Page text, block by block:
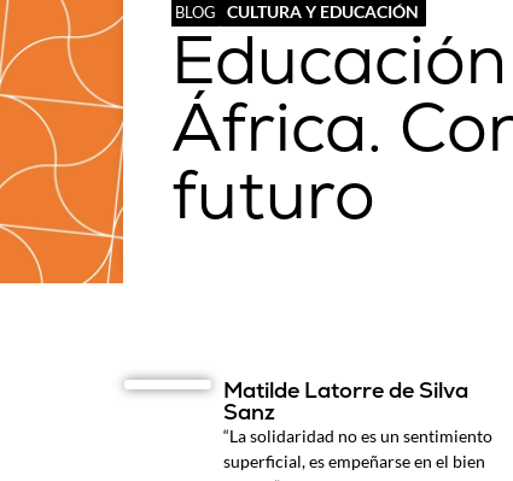
BLOG CULTURA Y EDUCACIÓN
África.
futuro
Matilde Latorre de Silva
Sanz
“La solidaridad no es un sentimiento
superficial, es empeñarse en el bien